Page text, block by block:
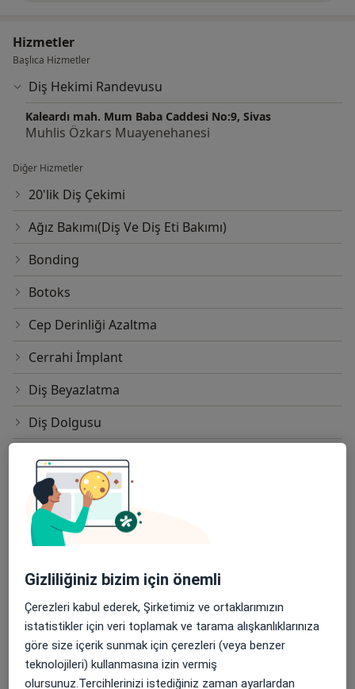
Hizmetler
Başlıca Hizmetler
Diş Hekimi Randevusu
Kaleardı mah. Mum Baba Caddesi No:9, Sivas
Muhlis Özkars Muayenehanesi
Diğer Hizmetler
20'lik Diş Çekimi
Ağız Bakımı(Diş Ve Diş Eti Bakımı)
Bonding
Botoks
Cep Derinliği Azaltma
Cerrahi İmplant
Diş Beyazlatma
Diş Dolgusu
E-Max Diş Kaplama
Endodonti
Estetik Porselen
Gömülü Diş Çekimi
Gülüş Tasarımı
Hassas Bağlantılı Protezler
Gizliliğiniz bizim için önemli
Çerezleri kabul ederek, Şirketimiz ve ortaklarımızın
istatistikler için veri toplamak ve tarama alışkanlıklarınıza
göre size içerik sunmak için çerezleri (veya benzer
teknolojileri) kullanmasına izin vermiş
olursunuz.Tercihlerinizi istediğiniz zaman ayarlardan